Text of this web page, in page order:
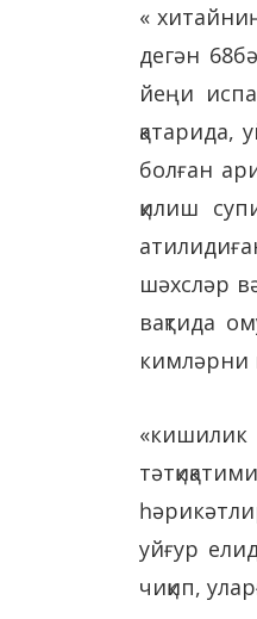
«
дегән
йеңи
қатарида,
болған
қилиш
шәхсләр
вақтида
кимләрни
«кишилик
уйғур
чиқип,